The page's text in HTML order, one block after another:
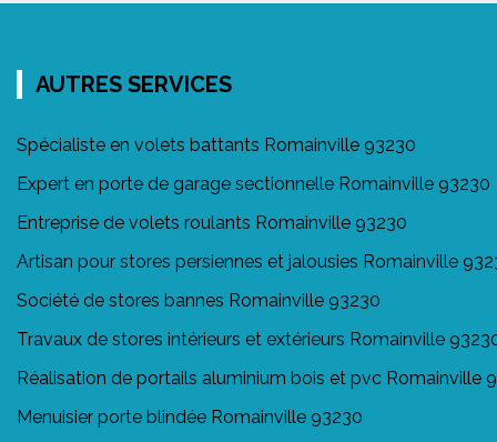
AUTRES SERVICES
Spécialiste en volets battants Romainville 93230
Expert en porte de garage sectionnelle Romainville 93230
Entreprise de volets roulants Romainville 93230
Artisan pour stores persiennes et jalousies Romainville
Société de stores bannes Romainville 93230
Travaux de stores intérieurs et extérieurs Romainville
Réalisation de portails aluminium bois et pvc Romainville
Menuisier porte blindée Romainville 93230